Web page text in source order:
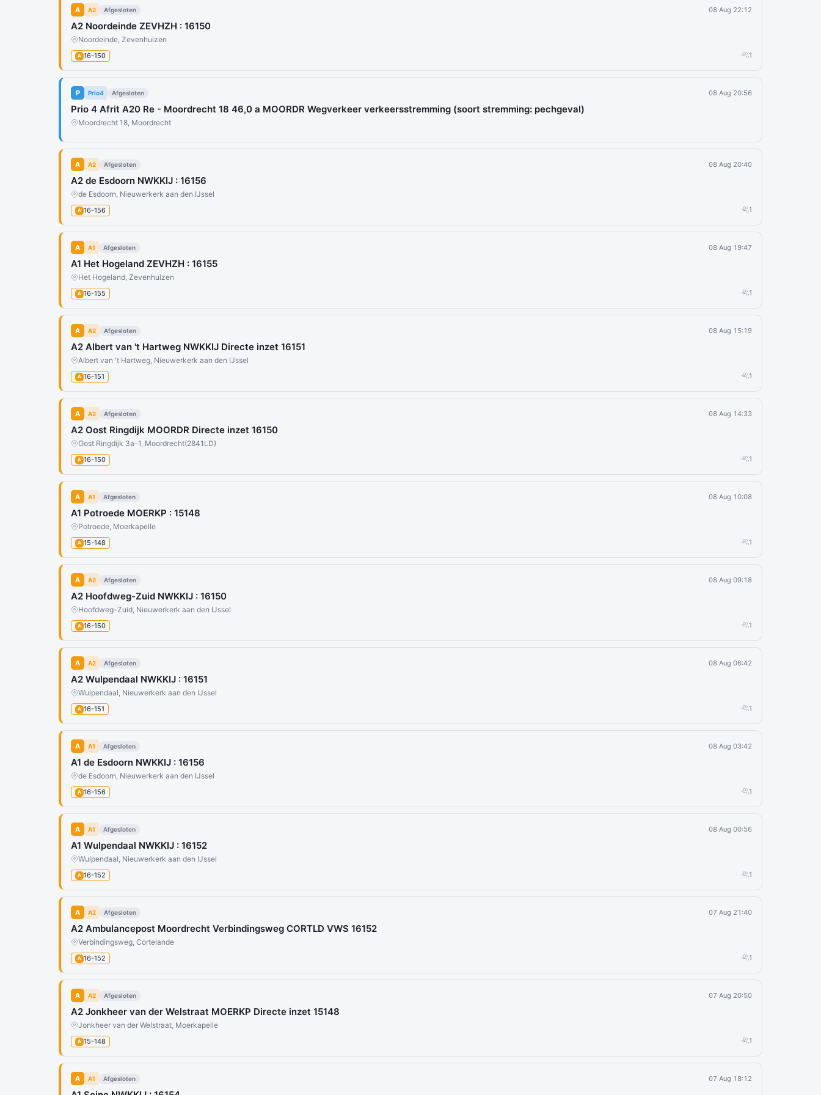
A A2 Afgesloten 08 Aug 22:12
A2 Noordeinde ZEVHZH : 16150
Noordeinde, Zevenhuizen
A 16-150 1
P Prio4 Afgesloten 08 Aug 20:56
Prio 4 Afrit A20 Re - Moordrecht 18 46,0 a MOORDR Wegverkeer verkeersstremming (soort stremming: pechgeval)
Moordrecht 18, Moordrecht
A A2 Afgesloten 08 Aug 20:40
A2 de Esdoorn NWKKIJ : 16156
de Esdoorn, Nieuwerkerk aan den IJssel
A 16-156 1
A A1 Afgesloten 08 Aug 19:47
A1 Het Hogeland ZEVHZH : 16155
Het Hogeland, Zevenhuizen
A 16-155 1
A A2 Afgesloten 08 Aug 15:19
A2 Albert van 't Hartweg NWKKIJ Directe inzet 16151
Albert van 't Hartweg, Nieuwerkerk aan den IJssel
A 16-151 1
A A2 Afgesloten 08 Aug 14:33
A2 Oost Ringdijk MOORDR Directe inzet 16150
Oost Ringdijk 3a-1, Moordrecht(2841LD)
A 16-150 1
A A1 Afgesloten 08 Aug 10:08
A1 Potroede MOERKP : 15148
Potroede, Moerkapelle
A 15-148 1
A A2 Afgesloten 08 Aug 09:18
A2 Hoofdweg-Zuid NWKKIJ : 16150
Hoofdweg-Zuid, Nieuwerkerk aan den IJssel
A 16-150 1
A A2 Afgesloten 08 Aug 06:42
A2 Wulpendaal NWKKIJ : 16151
Wulpendaal, Nieuwerkerk aan den IJssel
A 16-151 1
A A1 Afgesloten 08 Aug 03:42
A1 de Esdoorn NWKKIJ : 16156
de Esdoorn, Nieuwerkerk aan den IJssel
A 16-156 1
A A1 Afgesloten 08 Aug 00:56
A1 Wulpendaal NWKKIJ : 16152
Wulpendaal, Nieuwerkerk aan den IJssel
A 16-152 1
A A2 Afgesloten 07 Aug 21:40
A2 Ambulancepost Moordrecht Verbindingsweg CORTLD VWS 16152
Verbindingsweg, Cortelande
A 16-152 1
A A2 Afgesloten 07 Aug 20:50
A2 Jonkheer van der Welstraat MOERKP Directe inzet 15148
Jonkheer van der Welstraat, Moerkapelle
A 15-148 1
A A1 Afgesloten 07 Aug 18:12